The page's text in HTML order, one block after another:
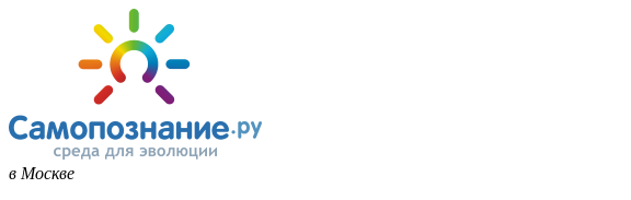
в Москве